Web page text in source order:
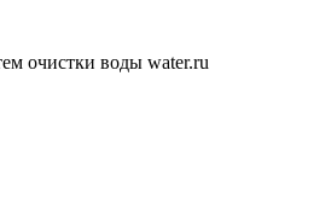
очистки воды water.ru